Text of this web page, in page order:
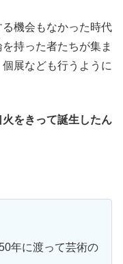
機会もなかった時代
持った者たちが集ま
展なども行うように
をきって誕生したん
年に渡って芸術の